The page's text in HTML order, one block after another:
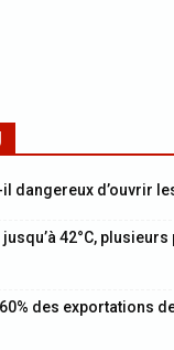
dangereux d’ouvrir
jusqu’à 42°C,
des exportations